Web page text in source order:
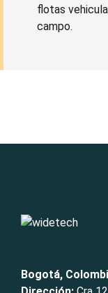
flotas
campo.
Bogotá,